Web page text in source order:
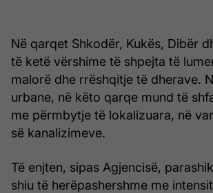
Në qarqet Shkodër, Kukës, Dibër
të ketë vërshime të shpejta të
malorë dhe rrëshqitje të dherave.
urbane, në këto qarqe mund të
me përmbytje të lokalizuara, në
së kanalizimeve.
Të enjten, sipas Agjencisë,
shiu të herëpashershme me